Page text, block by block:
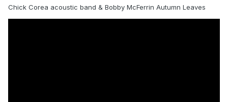
Chick Corea acoustic band & Bobby McFerrin Autumn Leaves